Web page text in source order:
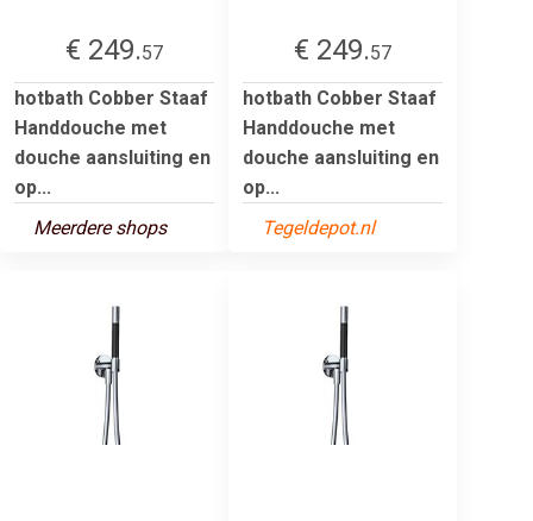
€ 249.57
hotbath Cobber Staaf
Handdouche met
douche aansluiting en
op...
Meerdere shops
€ 249.57
hotbath Cobber Staaf
Handdouche met
douche aansluiting en
op...
Tegeldepot.nl